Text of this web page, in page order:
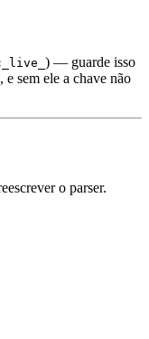
) — guarde isso
sem ele a chave não
o parser.